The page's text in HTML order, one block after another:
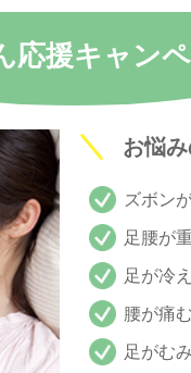
応援キャン
お悩
ズボン
足腰が
足が冷
腰が痛む
足がむ